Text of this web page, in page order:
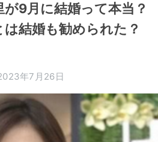
9月に結婚って本当？
結婚も勧められた？
年7月26日